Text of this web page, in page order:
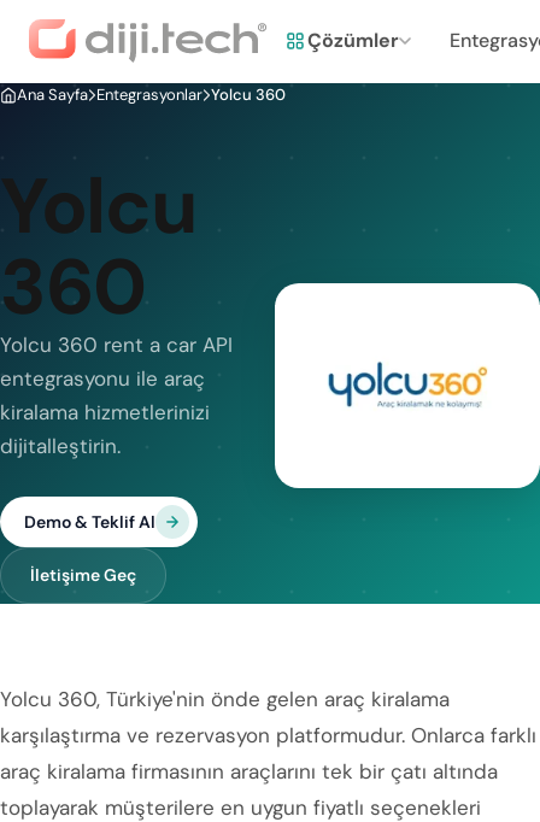
Çözümler
Ana Sayfa Entegrasyonlar Yolcu 360
Yolcu
360
Yolcu 360 rent a car API
entegrasyonu ile araç
kiralama hizmetlerinizi
dijitalleştirin.
Demo & Teklif Al
İletişime Geç
Yolcu 360, Türkiye'nin önde gelen araç kiralama
karşılaştırma ve rezervasyon platformudur. Onlarca farklı
araç kiralama firmasının araçlarını tek bir çatı altında
toplayarak müşterilere en uygun fiyatlı seçenekleri